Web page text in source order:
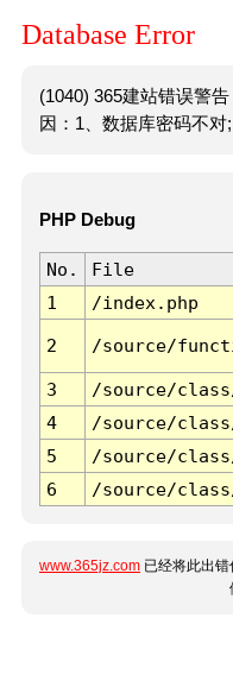
Database Error
(1040) 365建站错误警
因：1、数据库密码不对
PHP Debug
No. File
1
/index.php
2 /source/
3 /source/
4
/source/
5
/source/
6
/source/
www.365jz.com 已经将此出